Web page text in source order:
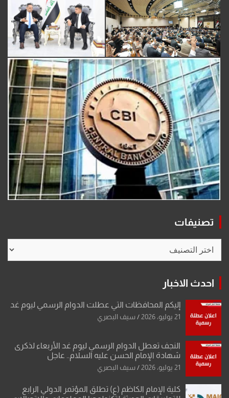
تصنيفات
احدث الاخبار
إليكم المحافظات التي عطلت الدوام الرسمي ليوم غد
21 يوليو، 2026 سيف البصري
النجف تعطل الدوام الرسمي ليوم غد الأربعاء لذكرى
شهادة الإمام الحسن عليه السلام.. عاجل
21 يوليو، 2026 سيف البصري
كلية الإمام الكاظم (ع) تطلق المؤتمر الدولي الرابع